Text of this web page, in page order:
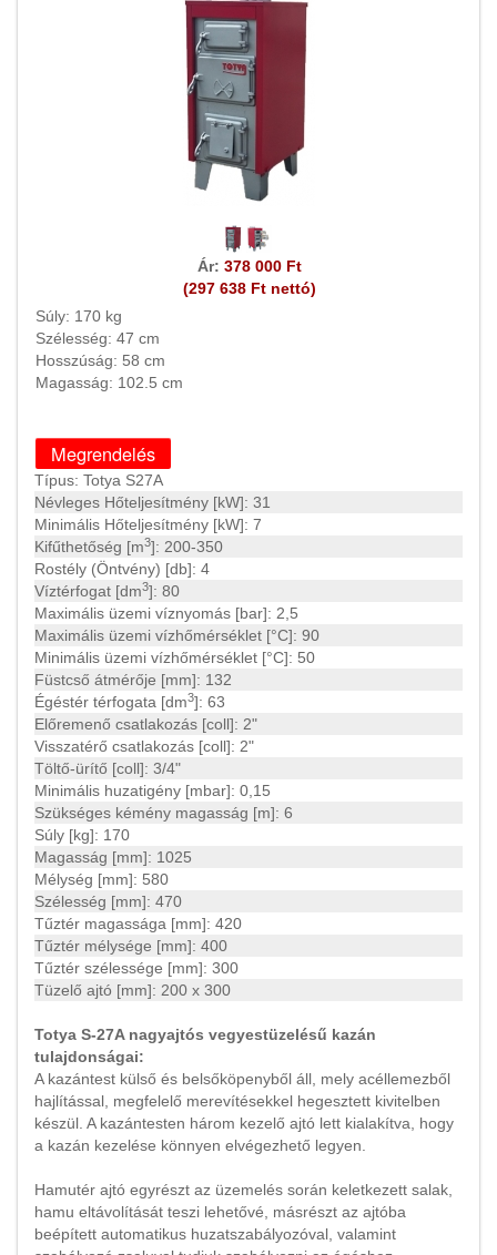
Ár: 378 000 Ft
(297 638 Ft nettó)
Súly: 170 kg
Szélesség: 47 cm
Hosszúság: 58 cm
Magasság: 102.5 cm
Típus: Totya S27A
Névleges Hőteljesítmény [kW]: 31
Minimális Hőteljesítmény [kW]: 7
Kifűthetőség [m3]: 200-350
Rostély (Öntvény) [db]: 4
Víztérfogat [dm3]: 80
Maximális üzemi víznyomás [bar]: 2,5
Maximális üzemi vízhőmérséklet [°C]: 90
Minimális üzemi vízhőmérséklet [°C]: 50
Füstcső átmérője [mm]: 132
Égéstér térfogata [dm3]: 63
Előremenő csatlakozás [coll]: 2"
Visszatérő csatlakozás [coll]: 2"
Töltő-ürítő [coll]: 3/4"
Minimális huzatigény [mbar]: 0,15
Szükséges kémény magasság [m]: 6
Súly [kg]: 170
Magasság [mm]: 1025
Mélység [mm]: 580
Szélesség [mm]: 470
Tűztér magassága [mm]: 420
Tűztér mélysége [mm]: 400
Tűztér szélessége [mm]: 300
Tüzelő ajtó [mm]: 200 x 300
Totya S-27A nagyajtós vegyestüzelésű kazán
tulajdonságai:
A kazántest külső és belsőköpenyből áll, mely acéllemezből
hajlítással, megfelelő merevítésekkel hegesztett kivitelben
készül. A kazántesten három kezelő ajtó lett kialakítva, hogy
a kazán kezelése könnyen elvégezhető legyen.
Hamutér ajtó egyrészt az üzemelés során keletkezett salak,
hamu eltávolítását teszi lehetővé, másrészt az ajtóba
beépített automatikus huzatszabályozóval, valamint